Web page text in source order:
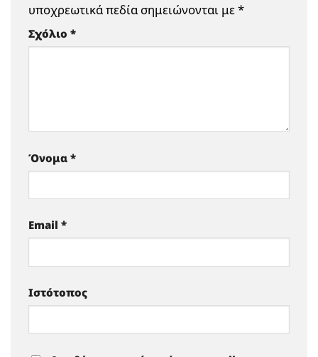
υποχρεωτικά πεδία σημειώνονται με*
Σχόλιο *
Όνομα *
Email *
Ιστότοπος